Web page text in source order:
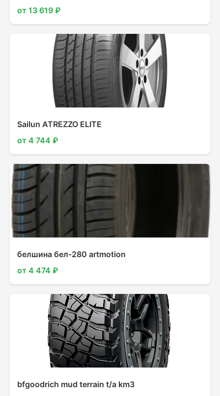
от 13 619 ₽
Sailun ATREZZO ELITE
от 4 744 ₽
белшина бел-280 artmotion
от 4 474 ₽
bfgoodrich mud terrain t/a km3